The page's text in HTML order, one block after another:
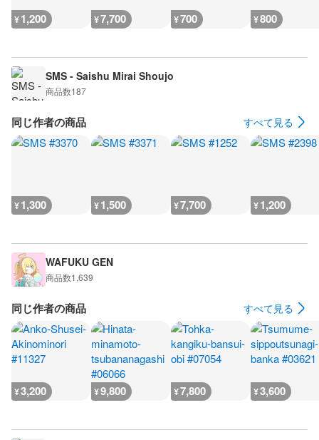
¥1,200 ¥7,700 ¥700 ¥800
SMS - Saishu Mirai Shoujo
商品数187
同じ作者の商品 すべて見る
¥1,300 ¥1,500 ¥7,700 ¥1,200
WAFUKU GEN
商品数1,639
同じ作者の商品 すべて見る
¥3,200 ¥9,800 ¥7,800 ¥3,600